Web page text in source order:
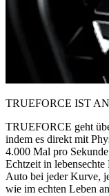
TRUEFORCE IST
TRUEFORCE geht
indem es direkt mit
4.000 Mal pro
Echtzeit in
Auto bei jeder Kurve,
wie im echten Leben